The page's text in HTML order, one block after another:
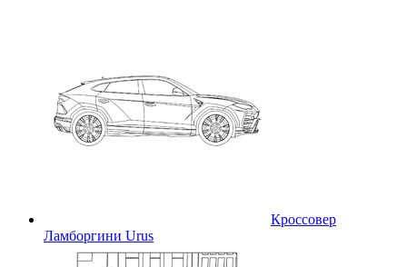
Кроссовер
Ламборгини Urus